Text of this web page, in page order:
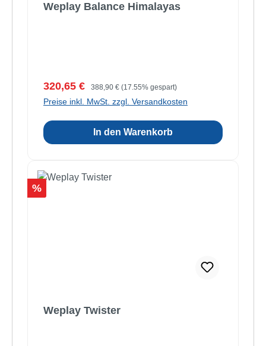
Weplay Balance Himalayas
Verkaufspreis:
320,65 € Regulärer Preis:
388,90 € (17.55% gespart)
Preise inkl. MwSt. zzgl. Versandkosten
In den Warenkorb
Rabatt
%
Weplay Twister